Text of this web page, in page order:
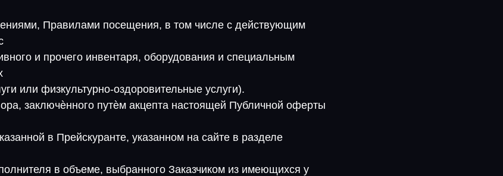
Правилами посещения, в том числе с действующим
и прочего инвентаря, оборудования и специальным
или физкультурно-оздоровительные услуги).
заключѐнного путѐм акцепта настоящей Публичной оферты
в Прейскуранте, указанном на сайте в разделе
в объеме, выбранного Заказчиком из имеющихся у